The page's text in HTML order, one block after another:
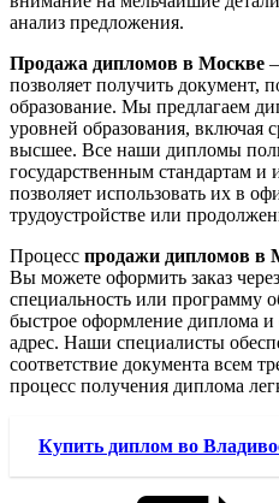
анализ предложения.
Продажа дипломов в Москве
позволяет получить документ,
образование. Мы предлагаем
уровней образования, включая
высшее. Все наши дипломы
государственным стандартам
позволяет использовать их в
трудоустройстве или
Процесс продажи дипломов в
Вы можете оформить заказ
специальность или программу
быстрое оформление диплома и
адрес. Наши специалисты
соответствие документа всем
процесс получения диплома
Купить диплом во